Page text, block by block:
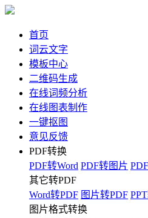
首页
词云文字
模板中心
二维码生成
在线词频分析
在线图表制作
一键抠图
意见反馈
PDF转换
PDF转Word PDF转图片
其它转PDF
Word转PDF 图片转PDF
图片格式转换